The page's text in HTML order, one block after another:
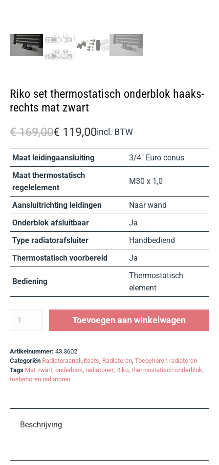
Riko set thermostatisch onderblok haaks-
rechts mat zwart
€169,00€ 119,00incl. BTW
Maat leidingaansluiting
3/4″ Euro conus
Maat thermostatisch
regelelement
M30 x 1,0
Aansluitrichting leidingen
Naar wand
Onderblok afsluitbaar
Ja
Type radiatorafsluiter
Handbediend
Thermostatisch voorbereid
Ja
Bediening
Thermostatisch
element
Toevoegen aan winkelwagen
Artikelnummer: 43.3602
Categoriën Radiatoraansluitsets, Radiatoren, Toebehoren radiatoren
Tags Mat zwart, onderblok, radiatoren, Riko, thermostatisch onderblok,
toebehoren radiatoren
Beschrijving